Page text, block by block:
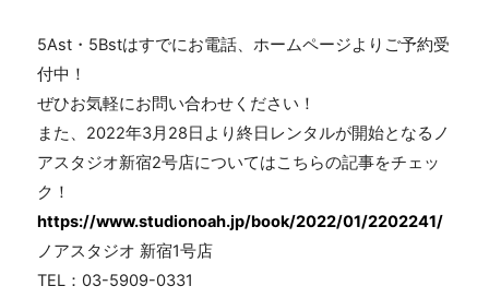
5Ast・5Bstはすでにお電話、ホームページよりご予約受
付中！
ぜひお気軽にお問い合わせください！
また、2022年3月28日より終日レンタルが開始となるノ
アスタジオ新宿2号店についてはこちらの記事をチェッ
ク！
https://www.studionoah.jp/book/2022/01/2202241/
ノアスタジオ 新宿1号店
TEL：03-5909-0331